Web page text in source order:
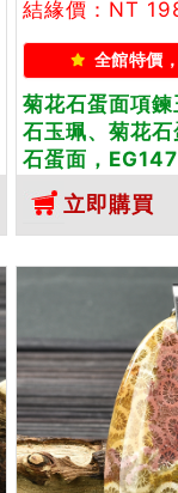
結緣價：NT
全館特價
菊花石蛋面項
石玉珮、菊花
石蛋面，
菊花石蛋面吊
翡翠寶石保證卡
立即購買